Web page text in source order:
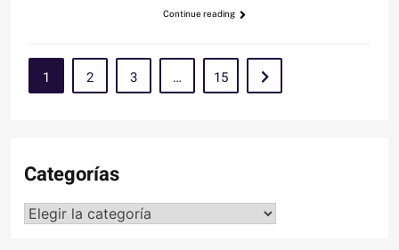
Continue reading
1 2 3 … 15
Categorías
Categorías